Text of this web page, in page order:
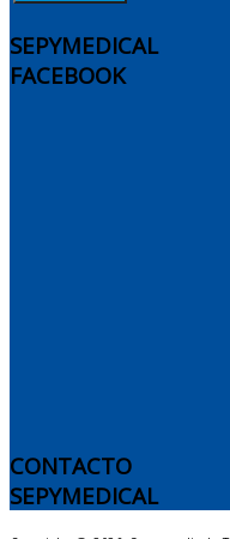
SEPYMEDICAL
FACEBOOK
CONTACTO
SEPYMEDICAL